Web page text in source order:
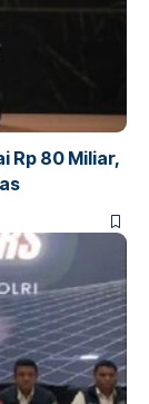
Rp 80 Miliar,